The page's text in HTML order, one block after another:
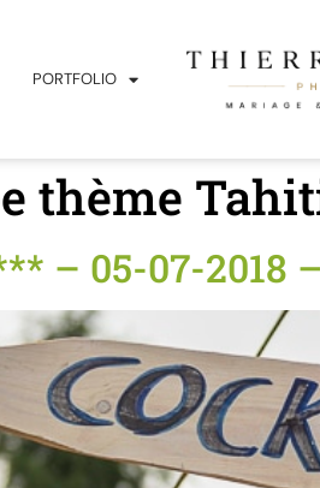
PORTFOLIO
thème
– 05-07-2018